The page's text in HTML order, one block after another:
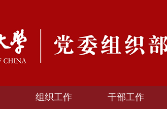
组织工作 干部工作